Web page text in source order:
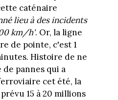
caténaire
lieu à des incidents
km/h'. Or, la ligne
de pointe, c'est 1
Histoire de ne
pannes qui a
cet été, la
15 à 20 millions